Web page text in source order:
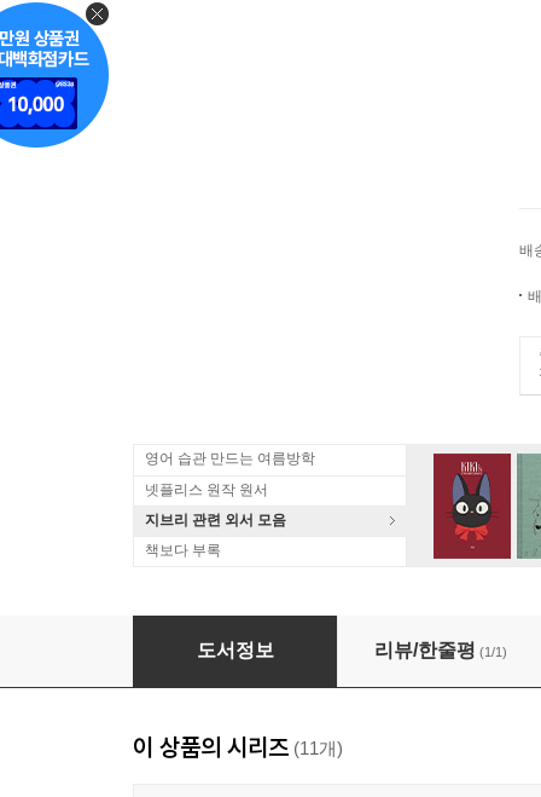
배
영어 습관 만드는 여름방학
넷플리스 원작 원서
지브리 관련 외서 모음
책보다 부록
金裝のヴェルメイユ 4
도서정보 리뷰/한줄평 (1/1)
이 상품의 시리즈 (11개)